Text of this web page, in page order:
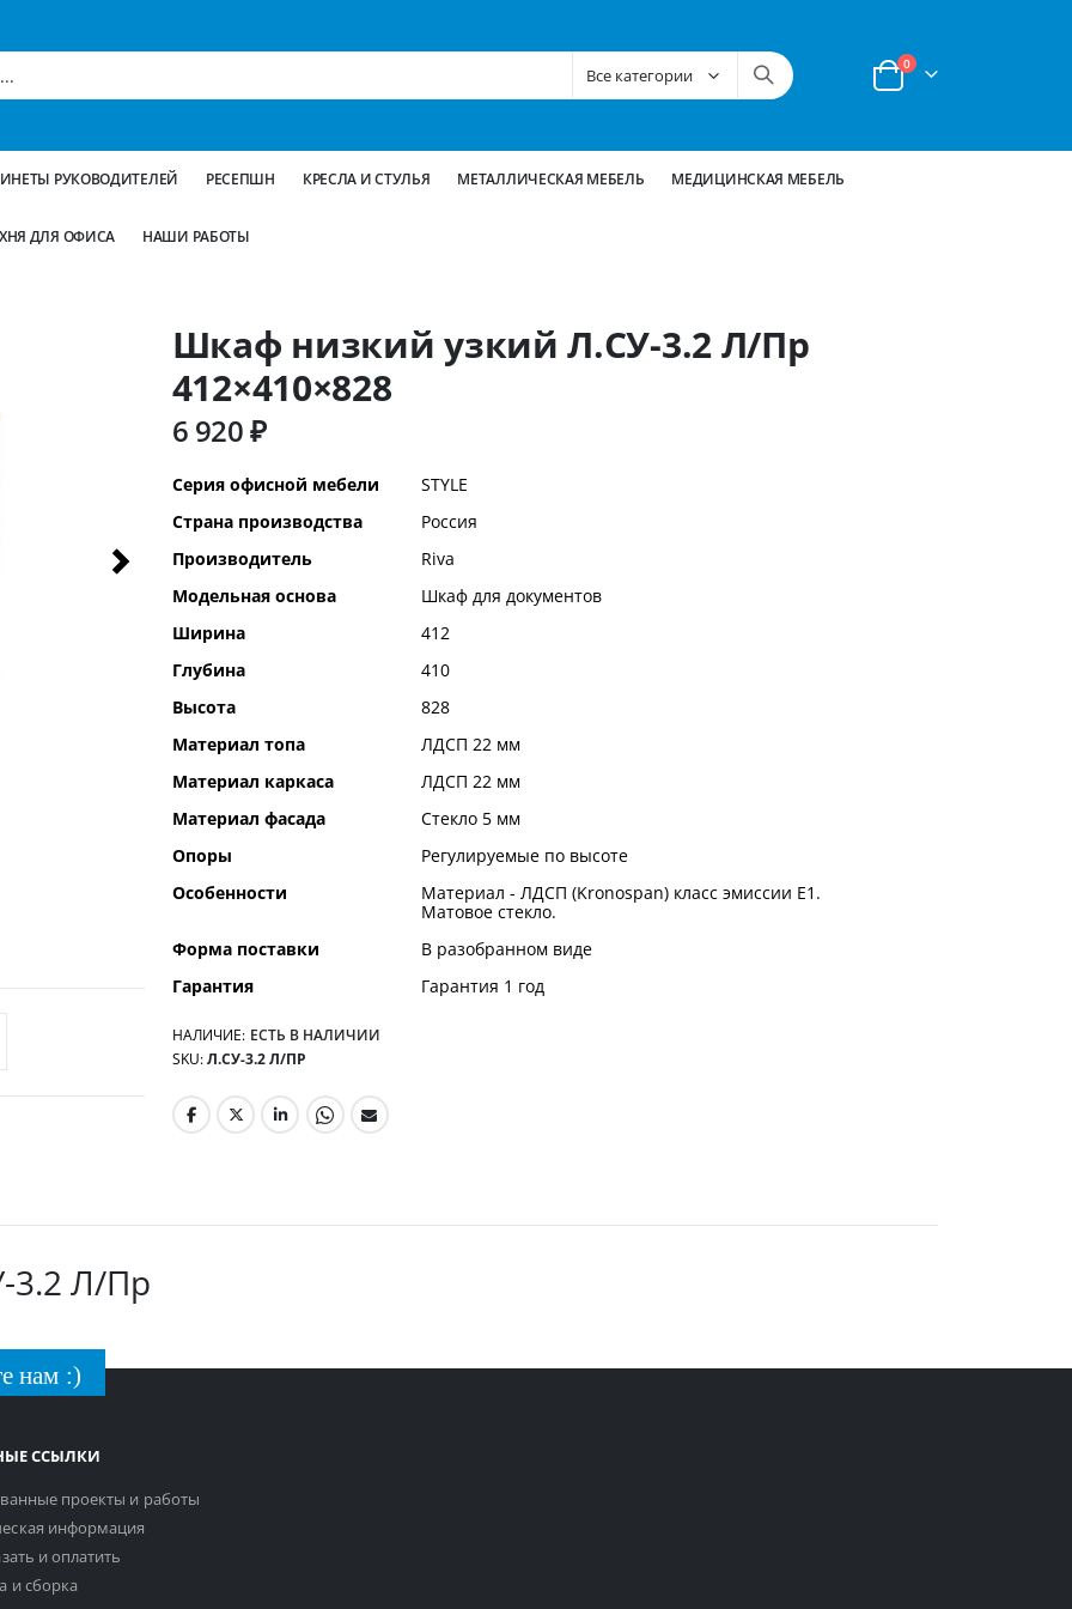
Корзина
0позиции
РУКОВОДИТЕЛЕЙ РЕСЕПШН КРЕСЛА И СТУЛЬЯ МЕТАЛЛИЧЕСКАЯ МЕБЕЛЬ МЕДИЦИНСКАЯ МЕБЕЛЬ
ДЛЯ ОФИСА НАШИ РАБОТЫ
Шкаф низкий узкий Л.СУ-3.2 Л/Пр
412×410×828
6 920 ₽
Дополнительная
информация
Серия офисной мебели
STYLE
Страна производства
Россия
Производитель
Riva
Модельная основа
Шкаф для документов
Ширина
412
Глубина
410
Высота
828
Материал топа
ЛДСП 22 мм
Материал каркаса
ЛДСП 22 мм
Материал фасада
Стекло 5 мм
Опоры
Регулируемые по высоте
Особенности
Материал - ЛДСП (Kronospan) класс эмиссии Е1.
Матовое стекло.
Форма поставки
В разобранном виде
Гарантия
Гарантия 1 год
НАЛИЧИЕ: ЕСТЬ В НАЛИЧИИ
SKU Л.СУ-3.2 Л/ПР
3.2 Л/Пр
нам :)
ССЫЛКИ
проекты и работы
информация
и оплатить
и сборка